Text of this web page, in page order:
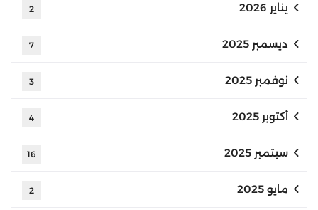
يناير 2026 2
ديسمبر 2025 7
نوفمبر 2025 3
أكتوبر 2025 4
سبتمبر 2025 16
مايو 2025 2